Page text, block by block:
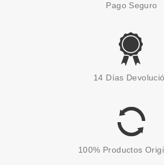
GATINEAU
SURACTIVEE HAND
Pago Seguro
14 Días
100% Productos